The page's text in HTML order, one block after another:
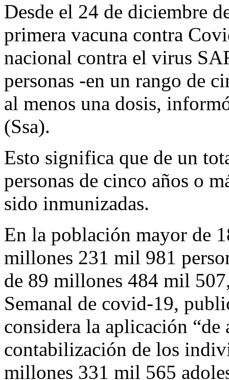
Desde el 24 de diciembre
primera vacuna contra
nacional contra el virus
personas -en un rango de
al menos una dosis,
(Ssa).
Esto significa que de un
personas de cinco años o
sido inmunizadas.
En la población mayor de
millones 231 mil 981
de 89 millones 484 mil
Semanal de covid-19,
considera la aplicación “de
contabilización de los
millones 331 mil 565